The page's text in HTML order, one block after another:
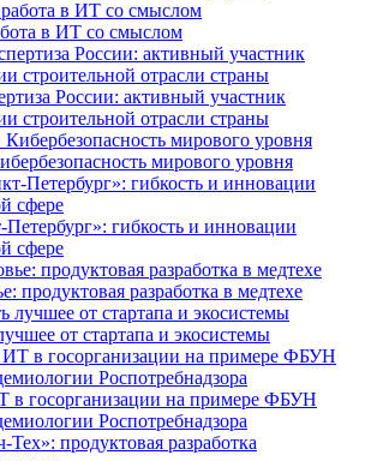
в ИТ со смыслом
России: активный участник
строительной отрасли страны
мирового уровня
гибкость и инновации
сфере
продуктовая разработка в медтехе
от стартапа и экосистемы
в госорганизации на примере ФБУН
Роспотребнадзора